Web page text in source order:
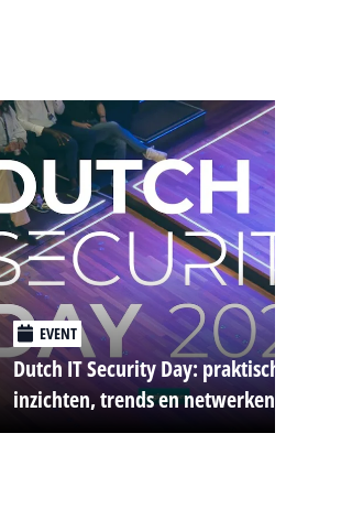
EVENT
Dutch IT Security Day: praktische
inzichten, trends en netwerken